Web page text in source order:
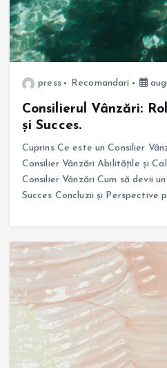
press Recomandari
Consilierul Vânzări:
și Succes.
Cuprins Ce este un Consilier
Consilier Vânzări Abilitățile și
Consilier Vânzări Cum să devii
Succes Concluzii și Perspective